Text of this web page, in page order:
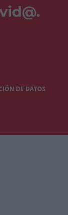
DE DATOS